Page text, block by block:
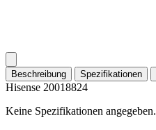
Beschreibung Spezifikationen
Hisense 20018824
Keine Spezifikationen angegeben.